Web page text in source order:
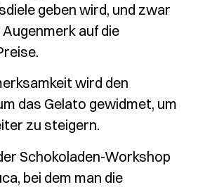
geben wird, und zwar
auf die
wird den
das Gelato gewidmet, um
zu steigern.
Schokoladen-Workshop
bei dem man die